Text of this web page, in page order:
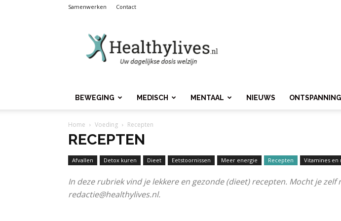
Samenwerken Contact
BEWEGING MEDISCH MENTAAL NIEUWS ONTSPANNING
Home Voeding Recepten
RECEPTEN
Afvallen Detox kuren Dieet Eetstoornissen Meer energie Recepten Vitamines en
In deze rubriek vind je lekkere en gezonde (dieet) recepten. Mocht je
redactie@healthylives.nl.